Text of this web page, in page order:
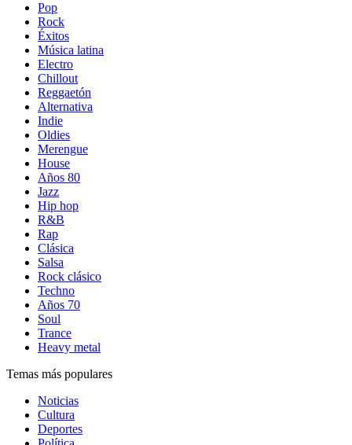
Pop
Rock
Éxitos
Música latina
Electro
Chillout
Reggaetón
Alternativa
Indie
Oldies
Merengue
House
Años 80
Jazz
Hip hop
R&B
Rap
Clásica
Salsa
Rock clásico
Techno
Años 70
Soul
Trance
Heavy metal
Temas más populares
Noticias
Cultura
Deportes